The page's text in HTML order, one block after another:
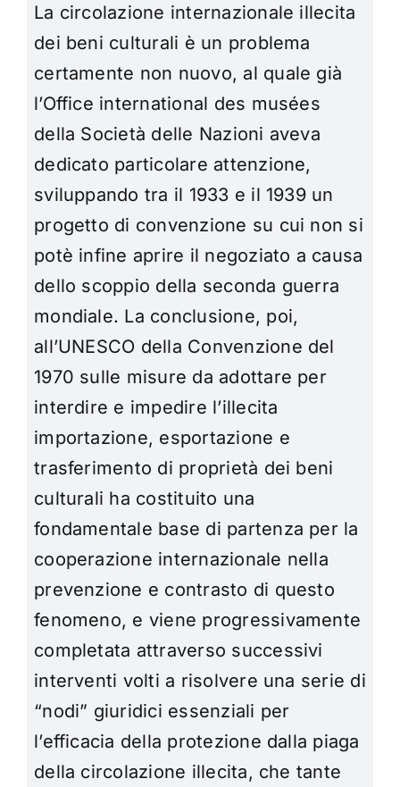
La circolazione internazionale illecita
dei beni culturali è un problema
certamente non nuovo, al quale già
l’Office international des musées
della Società delle Nazioni aveva
dedicato particolare attenzione,
sviluppando tra il 1933 e il 1939 un
progetto di convenzione su cui non si
potè infine aprire il negoziato a causa
dello scoppio della seconda guerra
mondiale. La conclusione, poi,
all’UNESCO della Convenzione del
1970 sulle misure da adottare per
interdire e impedire l’illecita
importazione, esportazione e
trasferimento di proprietà dei beni
culturali ha costituito una
fondamentale base di partenza per la
cooperazione internazionale nella
prevenzione e contrasto di questo
fenomeno, e viene progressivamente
completata attraverso successivi
interventi volti a risolvere una serie di
“nodi” giuridici essenziali per
l’efficacia della protezione dalla piaga
della circolazione illecita, che tante